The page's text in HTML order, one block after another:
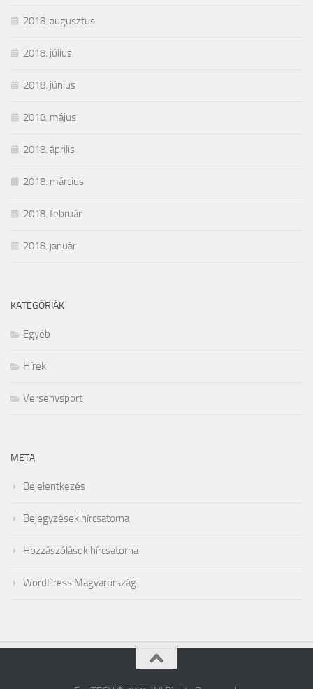
2018. augusztus
2018. július
2018. június
2018. május
2018. április
2018. március
2018. február
2018. január
KATEGÓRIÁK
Egyéb
Hírek
Versenysport
META
Bejelentkezés
Bejegyzések hírcsatorna
Hozzászólások hírcsatorna
WordPress Magyarország